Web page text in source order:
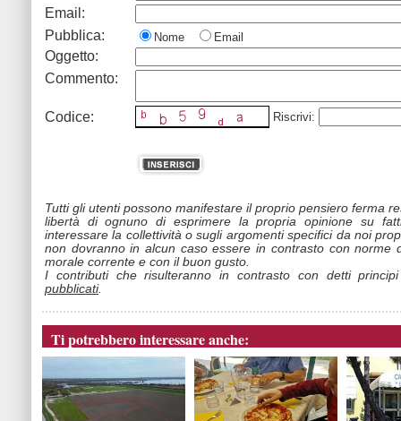
Email:
Pubblica:
Nome Email
Oggetto:
Commento:
Codice: Riscrivi:
Tutti gli utenti possono manifestare il proprio pensiero ferma
libertà di ognuno di esprimere la propria opinione su
interessare la collettività o sugli argomenti specifici da noi
non dovranno in alcun caso essere in contrasto con norme
morale corrente e con il buon gusto.
I contributi che risulteranno in contrasto con detti
pubblicati.
Ti potrebbero interessare anche: